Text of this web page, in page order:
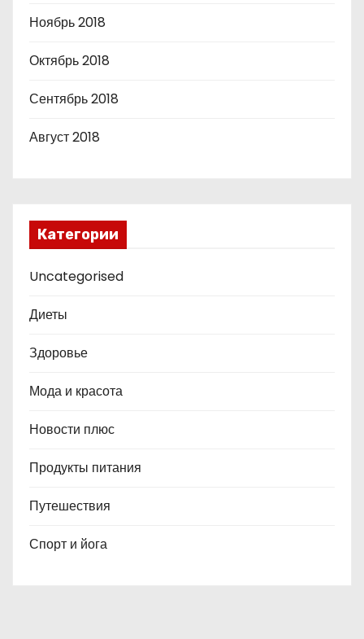
Ноябрь 2018
Октябрь 2018
Сентябрь 2018
Август 2018
Категории
Uncategorised
Диеты
Здоровье
Мода и красота
Новости плюс
Продукты питания
Путешествия
Спорт и йога